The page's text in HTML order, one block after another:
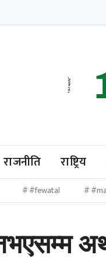
राजनीति राष्ट्रिय
#fewatal
नभएसम्म